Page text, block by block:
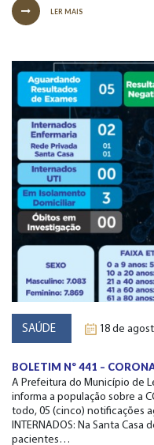
LER MAIS
SAÚDE 18 de
BOLETIM Nº 441 –
A Prefeitura do Município de
informa a população sobre a
todo, 05 (cinco) notificações
INTERNADOS: Na Santa
pacientes…